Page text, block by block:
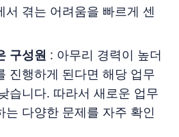
서 겪는 어려움을 빠르게 센
구성원 : 아무리 경력이 높더
진행하게 된다면 해당 업무
습니다. 따라서 새로운 업무
는 다양한 문제를 자주 확인